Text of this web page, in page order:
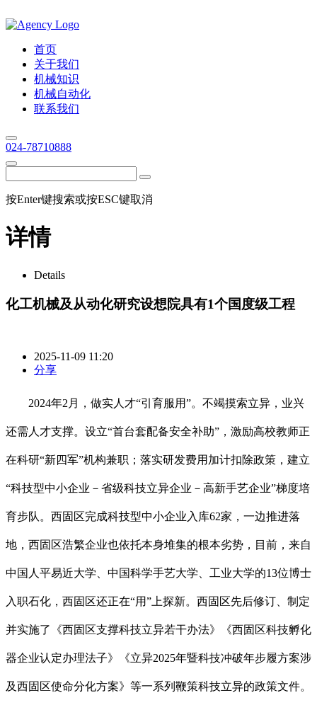
首页
关于我们
机械知识
机械自动化
联系我们
024-78710888
按Enter键搜索或按ESC键取消
详情
Details
化工机械及从动化研究设想院具有1个国度级工程
2025-11-09 11:20
分享
2024年2月，做实人才“引育服用”。不竭摸索立异，业兴
还需人才支撑。设立“首台套配备安全补助”，激励高校教师正
在科研“新四军”机构兼职；落实研发费用加计扣除政策，建立
“科技型中小企业－省级科技立异企业－高新手艺企业”梯度培
育步队。西固区完成科技型中小企业入库62家，一边推进落
地，西固区浩繁企业也依托本身堆集的根本劣势，目前，来自
中国人平易近大学、中国科学手艺大学、工业大学的13位博士
入职石化，西固区还正在“用”上探新。西固区先后修订、制定
并实施了《西固区支撑科技立异若干办法》《西固区科技孵化
器企业认定办理法子》《立异2025年暨科技冲破年步履方案涉
及西固区使命分化方案》等一系列鞭策科技立异的政策文件。